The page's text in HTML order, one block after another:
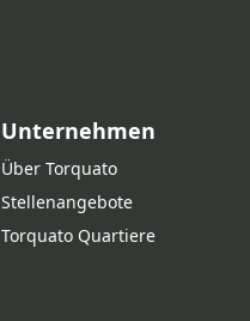
Unternehmen
Über Torquato
Stellenangebote
Torquato Quartiere